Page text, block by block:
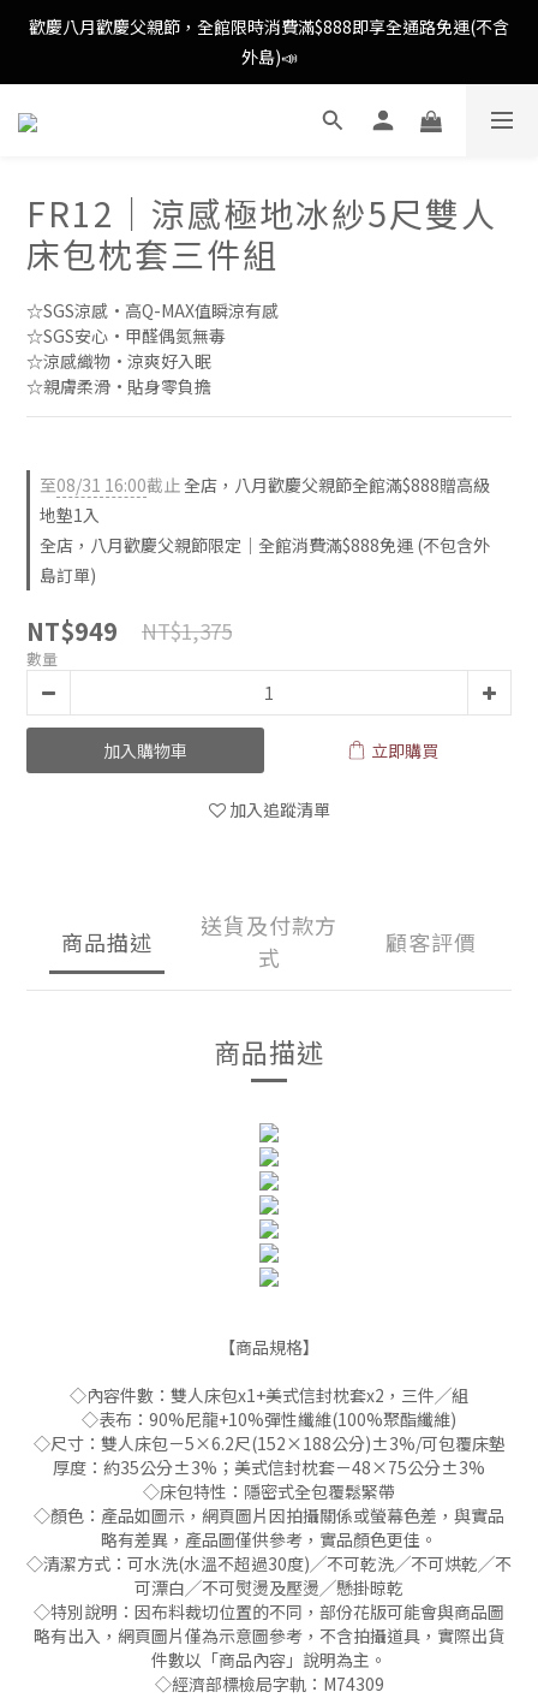
歡慶八月歡慶父親節，全館限時消費滿$888即享全通路免運(不含
外島)📣
歡慶八月歡慶父親節，全館限時消費滿$888即享全通路免運(不含
外島)📣
歡慶八月歡慶父親節，新加入會員即可得購物金$88📣
消費滿額即可成為VIP📣
外島)📣
FR12｜涼感極地冰紗5尺雙人
床包枕套三件組
☆SGS涼感·高Q-MAX值瞬涼有感
☆SGS安心·甲醛偶氮無毒
☆涼感織物·涼爽好入眠
☆親膚柔滑·貼身零負擔
至08/31 16:00截止 全店，八月歡慶父親節全館滿$888贈高級
地墊1入
全店，八月歡慶父親節限定｜全館消費滿$888免運 (不包含外
島訂單)
NT$949 NT$1,375
數量
加入購物車 立即購買
加入追蹤清單
商品描述
送貨及付款方
式
顧客評價
商品描述
【商品規格】
◇內容件數：雙人床包x1+美式信封枕套x2，三件╱組
◇表布：90%尼龍+10%彈性纖維(100%聚酯纖維)
◇尺寸：雙人床包－5×6.2尺(152×188公分)±3%/可包覆床墊
厚度：約35公分±3%；美式信封枕套－48×75公分±3%
◇床包特性：隱密式全包覆鬆緊帶
◇顏色：產品如圖示，網頁圖片因拍攝關係或螢幕色差，與實品
略有差異，產品圖僅供參考，實品顏色更佳。
◇清潔方式：可水洗(水溫不超過30度)╱不可乾洗╱不可烘乾╱不
可漂白╱不可熨燙及壓燙╱懸掛晾乾
◇特別說明：因布料裁切位置的不同，部份花版可能會與商品圖
略有出入，網頁圖片僅為示意圖參考，不含拍攝道具，實際出貨
件數以「商品內容」說明為主。
◇經濟部標檢局字軌：M74309